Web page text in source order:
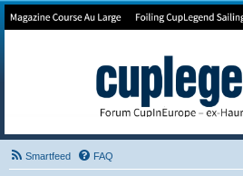
Forum de Cup In Europe
Smartfeed FAQ